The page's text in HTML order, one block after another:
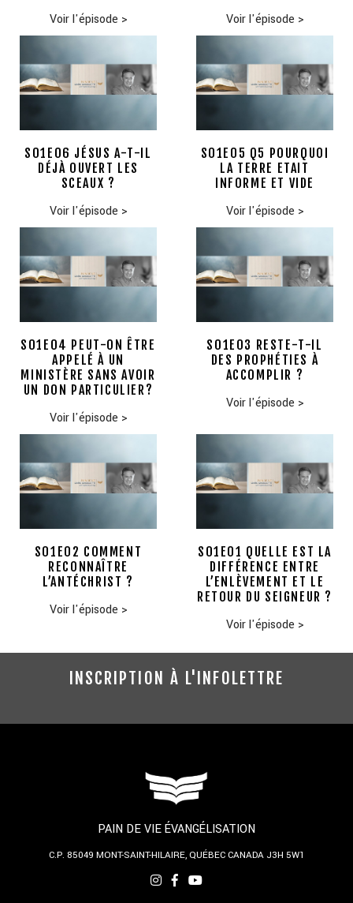
Voir l'épisode > Voir l'épisode >
S01E06 JÉSUS A-T-IL
DÉJÀ OUVERT LES
SCEAUX ?
Voir l'épisode >
S01E05 Q5 POURQUOI
LA TERRE ETAIT
INFORME ET VIDE
Voir l'épisode >
S01E04 PEUT-ON ÊTRE
APPELÉ À UN
MINISTÈRE SANS AVOIR
UN DON PARTICULIER?
Voir l'épisode >
S01E03 RESTE-T-IL
DES PROPHÉTIES À
ACCOMPLIR ?
Voir l'épisode >
S01E02 COMMENT
RECONNAÎTRE
L’ANTÉCHRIST ?
Voir l'épisode >
S01E01 QUELLE EST LA
DIFFÉRENCE ENTRE
L’ENLÈVEMENT ET LE
RETOUR DU SEIGNEUR ?
Voir l'épisode >
INSCRIPTION À L'INFOLETTRE
PAIN DE VIE ÉVANGÉLISATION
C.P. 85049 MONT-SAINT-HILAIRE, QUÉBECCANADA J3H 5W1